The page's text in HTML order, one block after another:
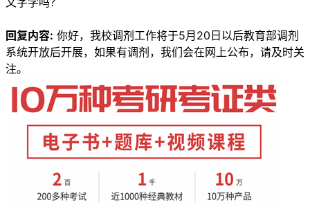
回复内容: 你好，我校调剂工作将于5月20日以后教育部调剂
系统开放后开展，如果有调剂，我们会在网上公布，请及时关
注。